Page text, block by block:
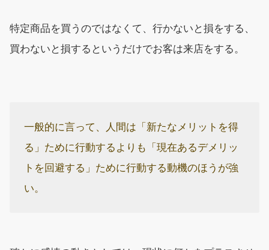
特定商品を買うのではなくて、行かないと損をする、
買わないと損するというだけでお客は来店をする。
一般的に言って、人間は「新たなメリットを得
る」ために行動するよりも「現在あるデメリッ
トを回避する」ために行動する動機のほうが強
い。